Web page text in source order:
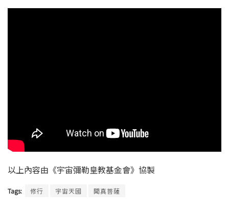
以上內容由《宇宙彌勒皇教基金會》協製
Tags: 修行 宇宙天國 聞真菩薩